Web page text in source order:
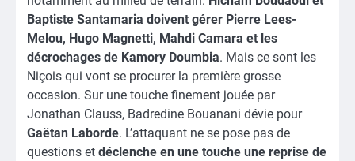
Baptiste Santamaria doivent gérer Pierre Lees-
Melou, Hugo Magnetti, Mahdi Camara et les
décrochages de Kamory Doumbia. Mais ce sont les
Niçois qui vont se procurer la première grosse
occasion. Sur une touche finement jouée par
Jonathan Clauss, Badredine Bouanani dévie pour
Gaëtan Laborde. L’attaquant ne se pose pas de
questions et déclenche en une touche une reprise de